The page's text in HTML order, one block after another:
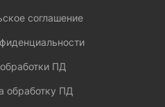
соглашение
ПД
обработку ПД